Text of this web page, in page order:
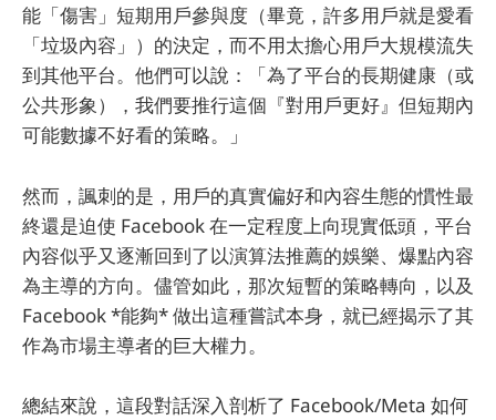
能「傷害」短期用戶參與度（畢竟，許多用戶就是愛看
「垃圾內容」）的決定，而不用太擔心用戶大規模流失
到其他平台。他們可以說：「為了平台的長期健康（或
公共形象），我們要推行這個『對用戶更好』但短期內
可能數據不好看的策略。」
然而，諷刺的是，用戶的真實偏好和內容生態的慣性最
終還是迫使 Facebook 在一定程度上向現實低頭，平台
內容似乎又逐漸回到了以演算法推薦的娛樂、爆點內容
為主導的方向。儘管如此，那次短暫的策略轉向，以及
Facebook *能夠* 做出這種嘗試本身，就已經揭示了其
作為市場主導者的巨大權力。
總結來說，這段對話深入剖析了 Facebook/Meta 如何